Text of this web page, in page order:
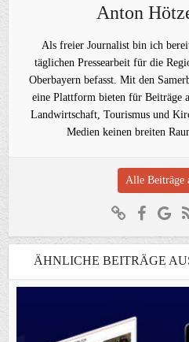
Anton
Als freier Journalist bin ich
täglichen Pressearbeit für die
Oberbayern befasst. Mit den
eine Plattform bieten für Beiträge
Landwirtschaft, Tourismus und
Medien keinen breiten
Alle Beiträge
ÄHNLICHE BEITRÄGE